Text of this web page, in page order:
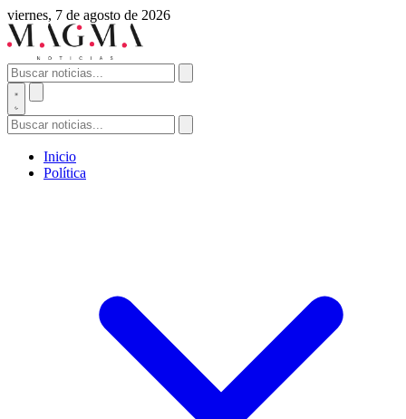
viernes, 7 de agosto de 2026
Inicio
Política